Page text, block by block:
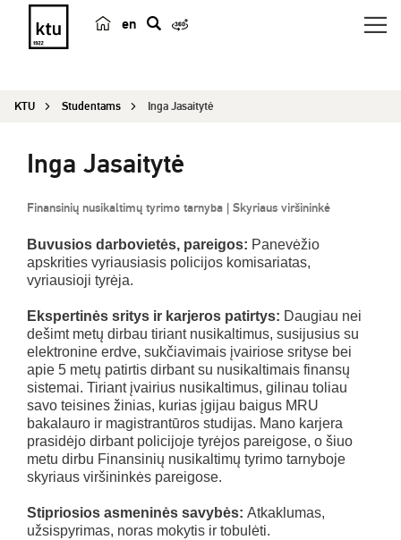
en
k
a
KTU Studentams Inga Jasaitytė
Inga Jasaitytė
Finansinių nusikaltimų tyrimo tarnyba | Skyriaus viršininkė
Buvusios darbovietės, pareigos: Panevėžio
apskrities vyriausiasis policijos komisariatas,
vyriausioji tyrėja.
Ekspertinės sritys ir karjeros patirtys: Daugiau nei
dešimt metų dirbau tiriant nusikaltimus, susijusius su
elektronine erdve, sukčiavimais įvairiose srityse bei
apie 5 metų patirtis dirbant su nusikaltimais finansų
sistemai. Tiriant įvairius nusikaltimus, gilinau toliau
savo teisines žinias, kurias įgijau baigus MRU
bakalauro ir magistrantūros studijas. Mano karjera
prasidėjo dirbant policijoje tyrėjos pareigose, o šiuo
metu dirbu Finansinių nusikaltimų tyrimo tarnyboje
skyriaus viršininkės pareigose.
Stipriosios asmeninės savybės: Atkaklumas,
užsispyrimas, noras mokytis ir tobulėti.